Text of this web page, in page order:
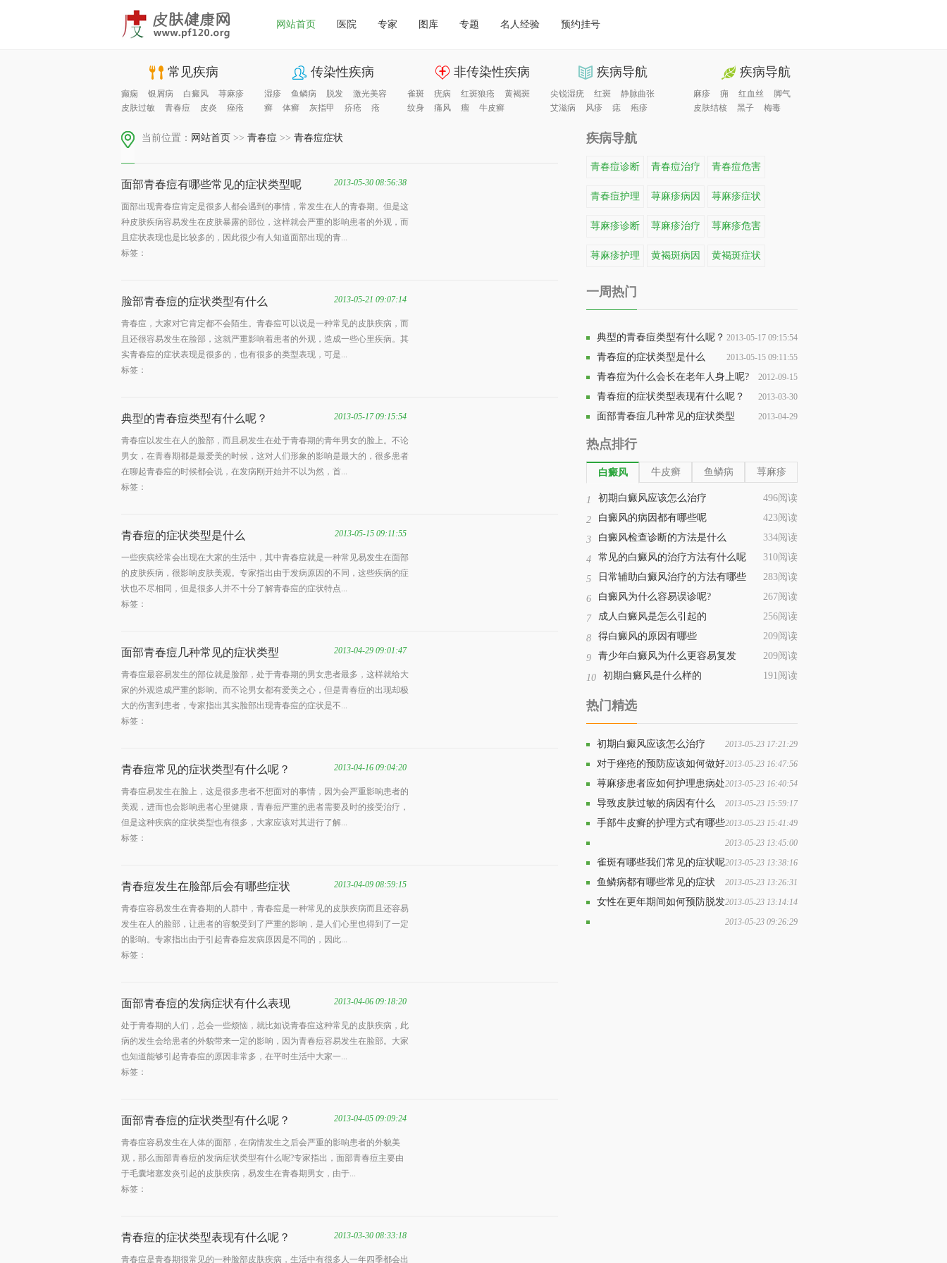
网站首页 医院 专家 图库 专题 名人经验 预约挂号
常见疾病
癫痫 银屑病 白癜风
荨麻疹
皮肤过敏
青春痘 皮炎 痤疮
传染性疾病
湿疹 鱼鳞病 脱发
激光美容
癣
体癣 灰指甲 疥疮 疮
非传染性疾病
雀斑 疣病 红斑狼疮
黄褐斑
纹身
痛风 瘤 牛皮癣
疾病导航
尖锐湿疣 红斑
静脉曲张
艾滋病
风疹 痣 疱疹
疾病导航
麻疹 痈 红血丝
脚气
皮肤结核
黑子 梅毒
当前位置： 网站首页 >> 青春痘 >> 青春痘症状
面部青春痘有哪些常见的症状类型呢 2013-05-30 08:56:38
面部出现青春痘肯定是很多人都会遇到的事情，常发生在人的青春期。但是这
种皮肤疾病容易发生在皮肤暴露的部位，这样就会严重的影响患者的外观，而
且症状表现也是比较多的，因此很少有人知道面部出现的青...
标签：
脸部青春痘的症状类型有什么 2013-05-21 09:07:14
青春痘，大家对它肯定都不会陌生。青春痘可以说是一种常见的皮肤疾病，而
且还很容易发生在脸部，这就严重影响着患者的外观，造成一些心里疾病。其
实青春痘的症状表现是很多的，也有很多的类型表现，可是...
标签：
典型的青春痘类型有什么呢？ 2013-05-17 09:15:54
青春痘以发生在人的脸部，而且易发生在处于青春期的青年男女的脸上。不论
男女，在青春期都是最爱美的时候，这对人们形象的影响是最大的，很多患者
在聊起青春痘的时候都会说，在发病刚开始并不以为然，首...
标签：
青春痘的症状类型是什么 2013-05-15 09:11:55
一些疾病经常会出现在大家的生活中，其中青春痘就是一种常见易发生在面部
的皮肤疾病，很影响皮肤美观。专家指出由于发病原因的不同，这些疾病的症
状也不尽相同，但是很多人并不十分了解青春痘的症状特点...
标签：
面部青春痘几种常见的症状类型 2013-04-29 09:01:47
青春痘最容易发生的部位就是脸部，处于青春期的男女患者最多，这样就给大
家的外观造成严重的影响。而不论男女都有爱美之心，但是青春痘的出现却极
大的伤害到患者，专家指出其实脸部出现青春痘的症状是不...
标签：
青春痘常见的症状类型有什么呢？ 2013-04-16 09:04:20
青春痘易发生在脸上，这是很多患者不想面对的事情，因为会严重影响患者的
美观，进而也会影响患者心里健康，青春痘严重的患者需要及时的接受治疗，
但是这种疾病的症状类型也有很多，大家应该对其进行了解...
标签：
青春痘发生在脸部后会有哪些症状 2013-04-09 08:59:15
青春痘容易发生在青春期的人群中，青春痘是一种常见的皮肤疾病而且还容易
发生在人的脸部，让患者的容貌受到了严重的影响，是人们心里也得到了一定
的影响。专家指出由于引起青春痘发病原因是不同的，因此...
标签：
面部青春痘的发病症状有什么表现 2013-04-06 09:18:20
处于青春期的人们，总会一些烦恼，就比如说青春痘这种常见的皮肤疾病，此
病的发生会给患者的外貌带来一定的影响，因为青春痘容易发生在脸部。大家
也知道能够引起青春痘的原因非常多，在平时生活中大家一...
标签：
面部青春痘的症状类型有什么呢？ 2013-04-05 09:09:24
青春痘容易发生在人体的面部，在病情发生之后会严重的影响患者的外貌美
观，那么面部青春痘的发病症状类型有什么呢?专家指出，面部青春痘主要由
于毛囊堵塞发炎引起的皮肤疾病，易发生在青春期男女，由于...
标签：
青春痘的症状类型表现有什么呢？ 2013-03-30 08:33:18
青春痘是青春期很常见的一种脸部皮肤疾病，生活中有很多人一年四季都会出
疾病导航
青春痘诊断 青春痘治疗 青春痘危害
青春痘护理 荨麻疹病因 荨麻疹症状
荨麻疹诊断 荨麻疹治疗 荨麻疹危害
荨麻疹护理 黄褐斑病因 黄褐斑症状
一周热门
典型的青春痘类型有什么呢？ 2013-05-17 09:15:54
青春痘的症状类型是什么 2013-05-15 09:11:55
青春痘为什么会长在老年人身上呢?
2012-09-15
20:22:08
青春痘的症状类型表现有什么呢？
2013-03-30
08:33:18
面部青春痘几种常见的症状类型
2013-04-29
热点排行
白癜风 牛皮癣 鱼鳞病 荨麻疹
1 496阅读
初期白癜风应该怎么治疗
2 423阅读
白癜风的病因都有哪些呢
3 334阅读
白癜风检查诊断的方法是什么
4 310阅读
常见的白癜风的治疗方法有什么呢
5 283阅读
日常辅助白癜风治疗的方法有哪些
6 267阅读
白癜风为什么容易误诊呢?
7 256阅读
成人白癜风是怎么引起的
8 209阅读
得白癜风的原因有哪些
9 209阅读
青少年白癜风为什么更容易复发
10 191阅读
初期白癜风是什么样的
热门精选
2013-05-23 17:21:29
初期白癜风应该怎么治疗
2013-05-23 16:47:56
对于痤疮的预防应该如何做好
2013-05-23 16:40:54
荨麻疹患者应如何护理患病处
2013-05-23 15:59:17
导致皮肤过敏的病因有什么
2013-05-23 15:41:49
手部牛皮癣的护理方式有哪些
2013-05-23 13:45:00
脸上的黄褐斑是什么原因造成的2013-05-23 13:38:16
雀斑有哪些我们常见的症状呢
2013-05-23 13:26:31
鱼鳞病都有哪些常见的症状
2013-05-23 13:14:14
女性在更年期间如何预防脱发
2013-05-23 09:26:29